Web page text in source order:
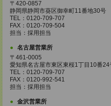
〒420-0857
静岡県静岡市葵区御幸町11番地30
TEL：0120-709-707
FAX：0120-709-504
担当：採用担当
名古屋営業所
〒461-0005
愛知県名古屋市東区東桜1丁目10番
TEL：0120-709-707
FAX：0120-992-541
担当：採用担当
金沢営業所